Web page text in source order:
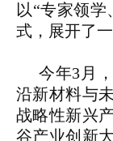
以“专家领
式，展开了
今年3月
沿新材料与
战略性新兴
谷产业创新